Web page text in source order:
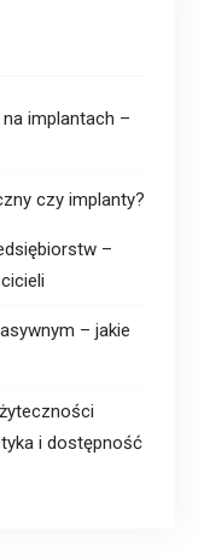
implantach –
czy implanty?
–
– jakie
i dostępność